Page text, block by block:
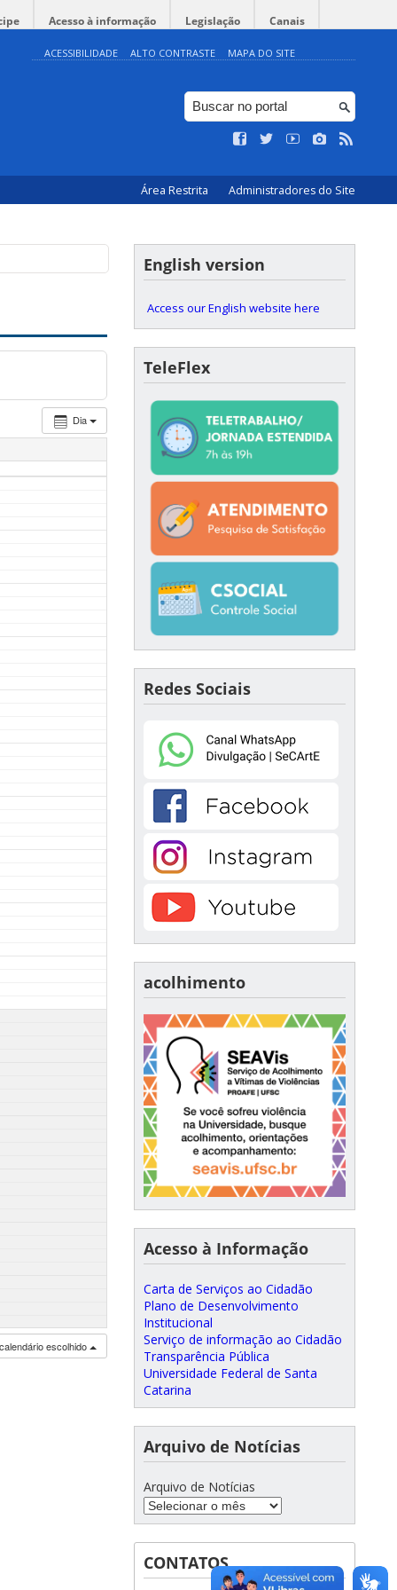
Acesso à informação Legislação Canais
ACESSIBILIDADE ALTO CONTRASTE MAPA DO SITE
Área Restrita Administradores do Site
Dia
escolhido
English version
Access our English website here
TeleFlex
Redes Sociais
acolhimento
Acesso à Informação
Carta de Serviços ao Cidadão
Plano de Desenvolvimento
Institucional
Serviço de informação ao Cidadão
Transparência Pública
Universidade Federal de Santa
Catarina
Arquivo de Notícias
Arquivo de Notícias
CONTATOS